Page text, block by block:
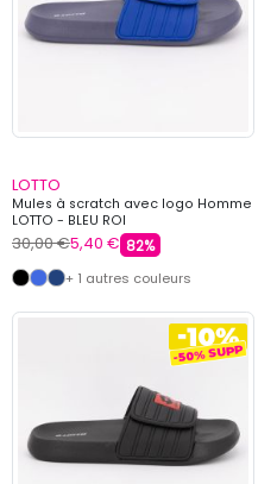
LOTTO
Mules à scratch avec logo Homme
LOTTO - BLEU ROI
30,00 €5,40 € 82%
+ 1 autres couleurs